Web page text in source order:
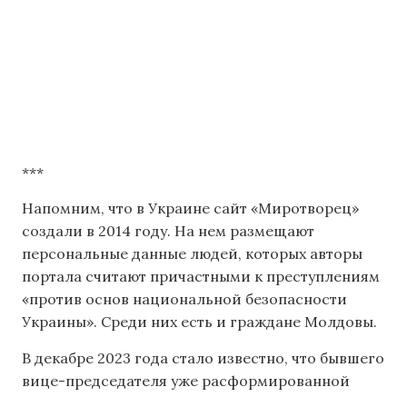
***
Напомним, что в Украине сайт «Миротворец»
создали в 2014 году. На нем размещают
персональные данные людей, которых авторы
портала считают причастными к преступлениям
«против основ национальной безопасности
Украины». Среди них есть и граждане Молдовы.
В декабре 2023 года стало известно, что бывшего
вице-председателя уже расформированной